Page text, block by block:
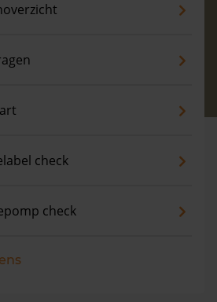
check
check